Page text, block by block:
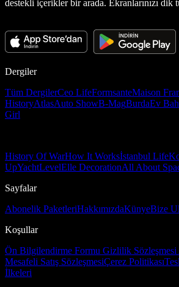
destekli içerikler bir arada. Ekranlarınızı dik
Dergiler
Tüm DergilerCeo LifeFormsanteMaison
HistoryAtlasAuto ShowB-MagBurdaEv
Girl
History Of WarHow It Worksİstanbul Life
UpYachtLevelElle DecorationAll About
Sayfalar
Abonelik PaketleriHakkımızdaKünyeBize
Koşullar
Ön Bilgilendirme Formu Gizlilik Sözleşmesi
Mesafeli Satış SözleşmesiÇerez Politikası
İlkeleri